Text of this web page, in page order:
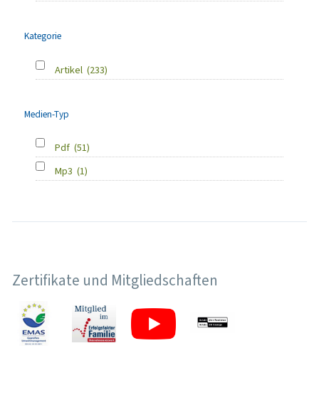
Kategorie
Artikel (233)
Medien-Typ
Pdf (51)
Mp3 (1)
Zertifikate und Mitgliedschaften